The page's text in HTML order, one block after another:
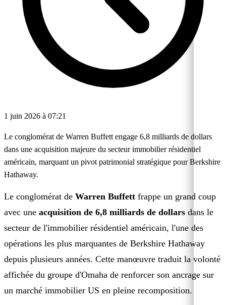
1 juin 2026 à 07:21
Le conglomérat de Warren Buffett engage 6,8 milliards de dollars
dans une acquisition majeure du secteur immobilier résidentiel
américain, marquant un pivot patrimonial stratégique pour Berkshire
Hathaway.
Le conglomérat de Warren Buffett frappe un grand coup
avec une acquisition de 6,8 milliards de dollars dans le
secteur de l'immobilier résidentiel américain, l'une des
opérations les plus marquantes de Berkshire Hathaway
depuis plusieurs années. Cette manœuvre traduit la volonté
affichée du groupe d'Omaha de renforcer son ancrage sur
un marché immobilier US en pleine recomposition.